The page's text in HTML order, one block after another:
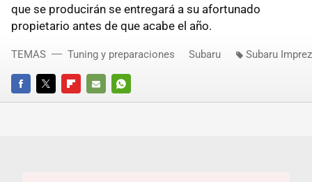
que se producirán se entregará a su afortunado
propietario antes de que acabe el año.
FACEBOOKTWITTERFLIPBOARD
E-
WHATSAPP
TEMAS Tuning y preparaciones Subaru Subaru